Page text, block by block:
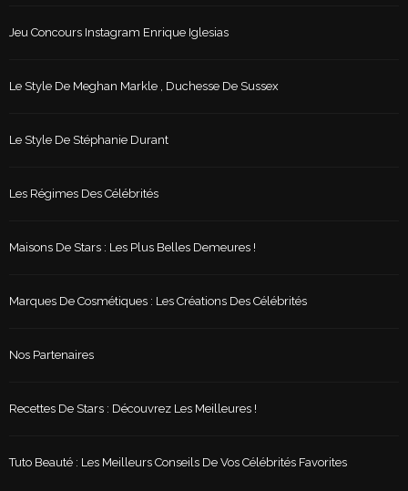
Jeu Concours Instagram Enrique Iglesias
Le Style De Meghan Markle , Duchesse De Sussex
Le Style De Stéphanie Durant
Les Régimes Des Célébrités
Maisons De Stars : Les Plus Belles Demeures !
Marques De Cosmétiques : Les Créations Des Célébrités
Nos Partenaires
Recettes De Stars : Découvrez Les Meilleures !
Tuto Beauté : Les Meilleurs Conseils De Vos Célébrités Favorites